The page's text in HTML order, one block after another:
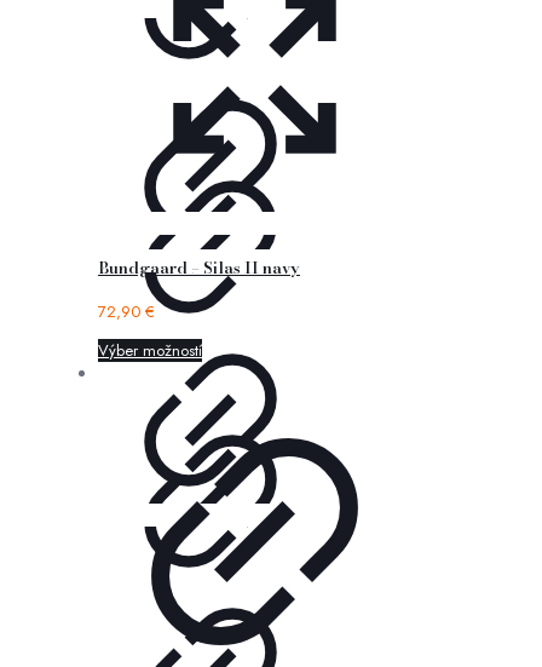
Bundgaard – Silas II navy
72,90 €
Výber možností